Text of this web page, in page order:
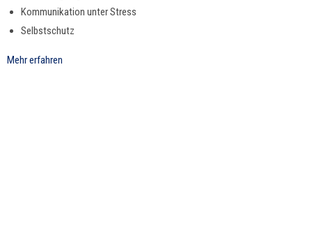
Kom­mu­nika­tion unter Stress
Selb­stschutz
Mehr erfahren